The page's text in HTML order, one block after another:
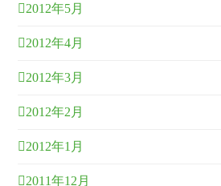
2012年5月
2012年4月
2012年3月
2012年2月
2012年1月
2011年12月